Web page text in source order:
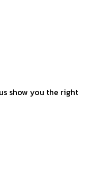
show you the right